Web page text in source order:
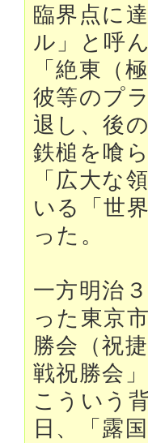
臨界点に
ル」と呼
「絶東（
彼等のプ
退し、後
鉄槌を喰
「広大な
いる「世
った。
一方明治
った東京
勝会（祝
戦祝勝会
こういう
日、「露